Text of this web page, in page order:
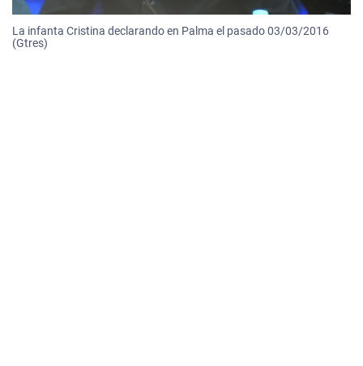
La infanta Cristina declarando en Palma el pasado 03/03/2016
(Gtres)